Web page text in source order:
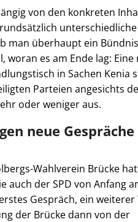
von den konkreten
man überhaupt ein
woran es am Ende lag:
in Sachen Kenia
Parteien angesichts
oder weniger aus.
neue
Wahlverein Brücke
auch der SPD von Anfang
Gespräch, ein
der Brücke dann von der